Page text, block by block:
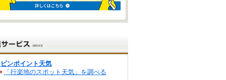
ピンポイント天気
「行楽地のスポット天気」を調べる